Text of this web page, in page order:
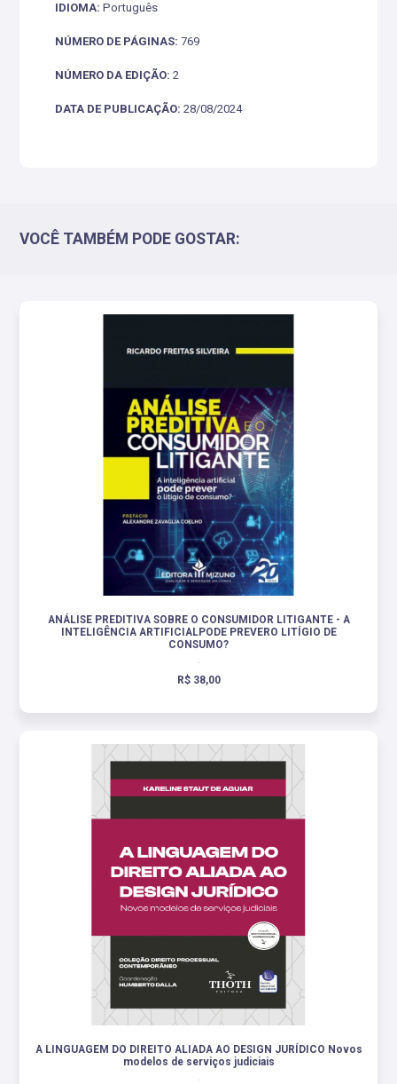
IDIOMA: Português
NÚMERO DE PÁGINAS: 769
NÚMERO DA EDIÇÃO: 2
DATA DE PUBLICAÇÃO: 28/08/2024
VOCÊ TAMBÉM PODE GOSTAR:
ANÁLISE PREDITIVA SOBRE O CONSUMIDOR LITIGANTE - A
INTELIGÊNCIA ARTIFICIALPODE PREVERO LITÍGIO DE
CONSUMO?
.
R$ 38,00
A LINGUAGEM DO DIREITO ALIADA AO DESIGN JURÍDICO Novos
modelos de serviços judiciais
.